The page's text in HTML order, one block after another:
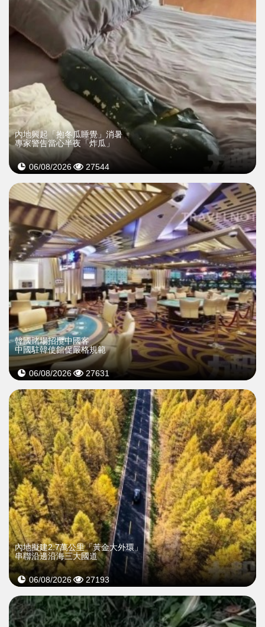
內地興起「抱冬瓜睡覺」消暑
專家警告當心半夜「炸瓜」
06/08/2026 27544
韓國賭場招攬中國客
中國駐韓使館促嚴格規範
06/08/2026 27631
內地擬建2.7萬公里「黃金大外環」
串聯沿邊沿海三大國道
06/08/2026 27193